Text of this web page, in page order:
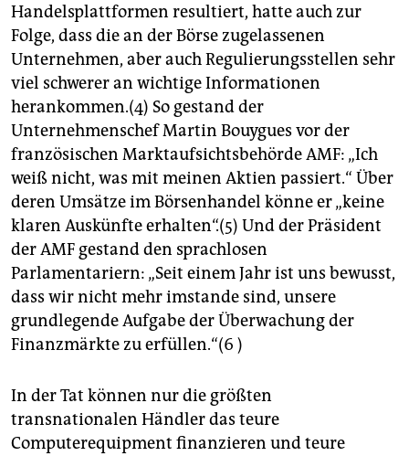
Handelsplattformen resultiert, hatte auch zur
Folge, dass die an der Börse zugelassenen
Unternehmen, aber auch Regulierungsstellen sehr
viel schwerer an wichtige Informationen
herankommen.(4) So gestand der
Unternehmenschef Martin Bouygues vor der
französischen Marktaufsichtsbehörde AMF: „Ich
weiß nicht, was mit meinen Aktien passiert.“ Über
deren Umsätze im Börsenhandel könne er „keine
klaren Auskünfte erhalten“.(5) Und der Präsident
der AMF gestand den sprachlosen
Parlamentariern: „Seit einem Jahr ist uns bewusst,
dass wir nicht mehr imstande sind, unsere
grundlegende Aufgabe der Überwachung der
Finanzmärkte zu erfüllen.“(6 )
In der Tat können nur die größten
transnationalen Händler das teure
Computerequipment finanzieren und teure